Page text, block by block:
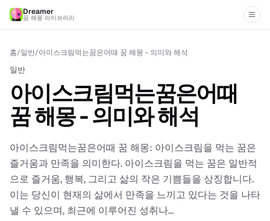
Dreamer
꿈 해몽 라이브러리
홈/일반/아이스크림먹는꿈은어때 꿈 해몽 - 의미와 해석
일반
아이스크림먹는꿈은어때
꿈 해몽 - 의미와 해석
아이스크림먹는꿈은어때 꿈 해몽: 아이스크림을 먹는 꿈은
즐거움과 만족을 의미한다. 아이스크림을 먹는 꿈은 일반적
으로 즐거움, 행복, 그리고 삶의 작은 기쁨들을 상징합니다.
이는 당신이 현재의 삶에서 만족을 느끼고 있다는 것을 나타
낼 수 있으며, 최근에 이루어진 성취나...